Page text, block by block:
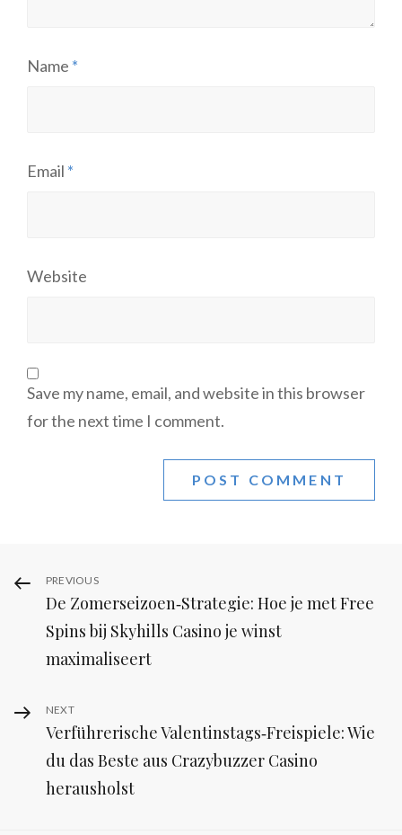
Name *
Email *
Website
Save my name, email, and website in this browser
for the next time I comment.
Post
navigation
Previous
Post
PREVIOUS
De Zomerseizoen‑Strategie: Hoe je met Free
Spins bij Skyhills Casino je winst
maximaliseert
Next
Post
NEXT
Verführerische Valentinstags‑Freispiele: Wie
du das Beste aus Crazybuzzer Casino
herausholst